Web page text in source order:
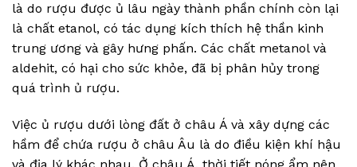
là do rượu được ủ lâu ngày thành phần chính còn lại
là chất etanol, có tác dụng kích thích hệ thần kinh
trung ương và gây hưng phấn. Các chất metanol và
aldehit, có hại cho sức khỏe, đã bị phân hủy trong
quá trình ủ rượu.
Việc ủ rượu dưới lòng đất ở châu Á và xây dựng các
hầm để chứa rượu ở châu Âu là do điều kiện khí hậu